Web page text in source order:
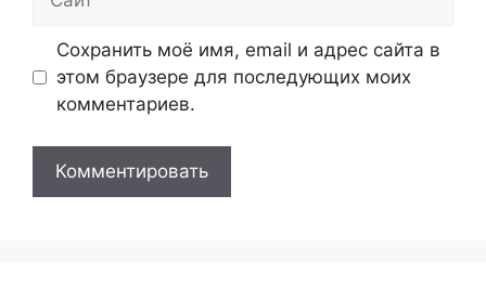
Сохранить моё имя, email и адрес сайта в
этом браузере для последующих моих
комментариев.